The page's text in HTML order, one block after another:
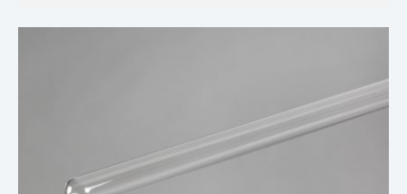
Service
Nyheter
Underhållstips